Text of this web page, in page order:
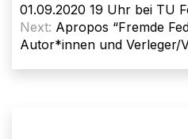
01.09.2020 19 Uhr bei TU
Next: Apropos “Fremde
Autor*innen und Verleger/